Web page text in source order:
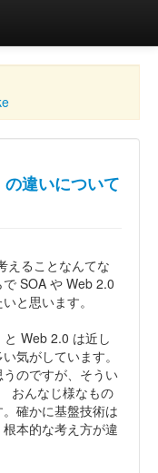
違いについて
えることなんてな
SOA や Web 2.0
と思います。
Web 2.0 は近し
気がしています。
のですが、そうい
おんなじ様なもの
確かに基盤技術は
本的な考え方が違